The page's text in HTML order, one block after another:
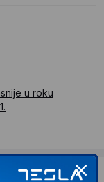
u roku